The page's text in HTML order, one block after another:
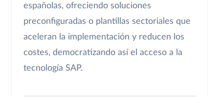
españolas, ofreciendo soluciones
preconfiguradas o plantillas sectoriales que
aceleran la implementación y reducen los
costes, democratizando así el acceso a la
tecnología SAP.